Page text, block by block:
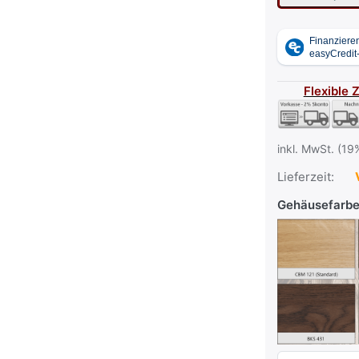
Flexible
inkl. MwSt.
Lieferzeit: